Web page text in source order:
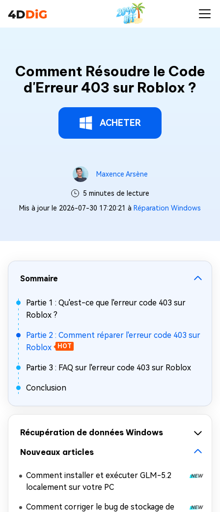
Comment Résoudre le Code
d'Erreur 403 sur Roblox ?
ACHETER
Maxence Arsène
5 minutes de lecture
Mis à jour le 2026-07-30 17:20:21 à Réparation Windows
Sommaire
Partie 1 : Qu'est-ce que l'erreur code 403 sur
Roblox ?
Partie 2 : Comment réparer l'erreur code 403 sur
Roblox
HOT
Partie 3 : FAQ sur l'erreur code 403 sur Roblox
Conclusion
Récupération de données Windows
Nouveaux articles
Comment installer et exécuter GLM-5.2
localement sur votre PC
Comment corriger le bug de stockage de